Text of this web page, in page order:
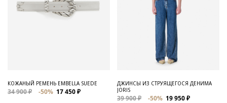
Церемония
Распродажа
КОЖАНЫЙ РЕМЕНЬ EMBELLA SUEDE
34 900 ₽ -50% 17 450 ₽
ДЖИНСЫ ИЗ СТРУЯЩЕГОСЯ ДЕНИМА
JORIS
39 900 ₽ -50% 19 950 ₽